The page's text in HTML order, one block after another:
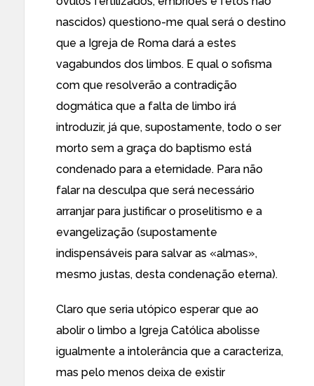
nascidos) questiono-me qual será o destino
que a Igreja de Roma dará a estes
vagabundos dos limbos. E qual o sofisma
com que resolverão a contradição
dogmática que a falta de limbo irá
introduzir, já que, supostamente, todo o ser
morto sem a graça do baptismo está
condenado para a eternidade. Para não
falar na desculpa que será necessário
arranjar para justificar o proselitismo e a
evangelização (supostamente
indispensáveis para salvar as «almas»,
mesmo justas, desta condenação eterna).
Claro que seria utópico esperar que ao
abolir o limbo a Igreja Católica abolisse
igualmente a intolerância que a caracteriza,
mas pelo menos deixa de existir